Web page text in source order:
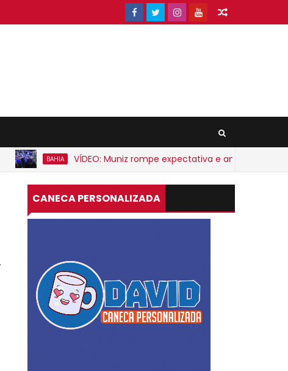
BAHIA
VÍDEO: Muniz rompe expectativa e anuncia apoio a ACM
CANECA PERSONALIZADA